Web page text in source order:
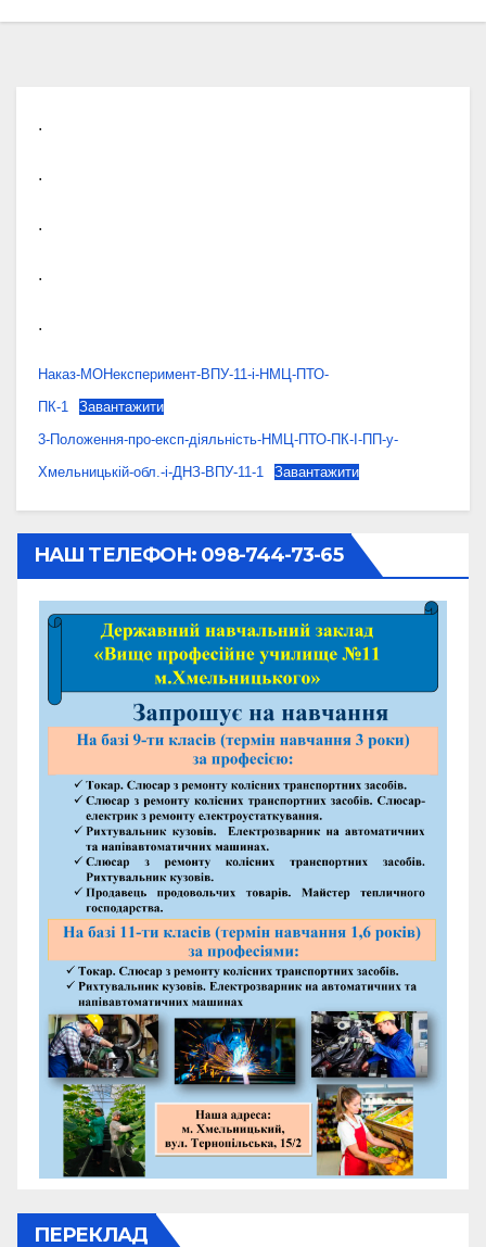
.
.
.
.
.
Наказ-МОНексперимент-ВПУ-11-і-НМЦ-ПТО-
ПК-1
Завантажити
3-Положення-про-експ-діяльність-НМЦ-ПТО-ПК-І-ПП-у-
Хмельницькій-обл.-і-ДНЗ-ВПУ-11-1
Завантажити
НАШ ТЕЛЕФОН: 098-744-73-65
ПЕРЕКЛАД